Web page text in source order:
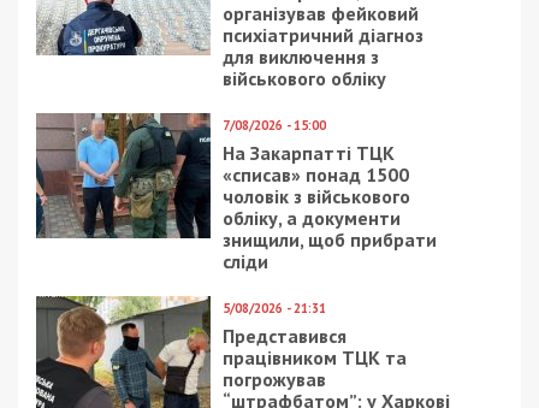
злочинної організації та легалізацію незаконно
отриманих коштів.
Facebook
Telegram
Twitter
WhatsApp
Viber
Email
Категории:Топ| Метки:гроші
университет,ухилянти
Рекламні блоки дають нам змогу
залишатися незалежними ЗМІ, а вам -
отримувати найсвіжіші новини під ними.
Приєднуйтесь також до 49000 в Google News. Слідкуйте
за останніми новинами!
Приєднатися